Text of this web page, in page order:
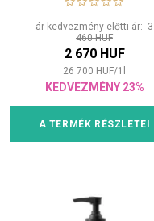
ár kedvezmény előtti ár: 3
460 HUF
2 670 HUF
26 700 HUF/1
KEDVEZMÉNY 23%
A TERMÉK RÉSZLETEI